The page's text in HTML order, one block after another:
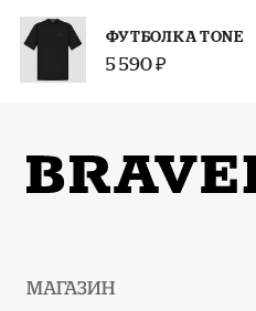
Руководство
ФУТБОЛКА TONE
5 590 ₽
МАГАЗИН